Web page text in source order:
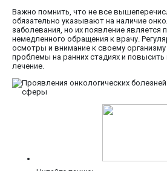
Важно помнить, что не все
обязательно указывают на наличие
заболевания, но их появление является
немедленного обращения к врачу.
осмотры и внимание к своему
проблемы на ранних стадиях и
лечение.